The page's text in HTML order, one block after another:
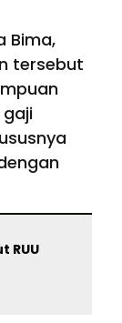
Bima,
tersebut
RUU